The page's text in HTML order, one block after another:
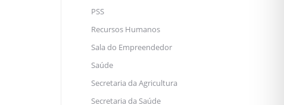
PSS
Recursos Humanos
Sala do Empreendedor
Saúde
Secretaria da Agricultura
Secretaria da Saúde